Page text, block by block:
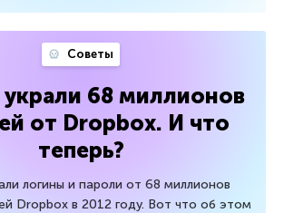
Советы
68 миллионов
от Dropbox. И что
теперь?
логины и пароли от 68 миллионов
Dropbox в 2012 году. Вот что об этом